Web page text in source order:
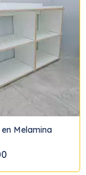
Melamina